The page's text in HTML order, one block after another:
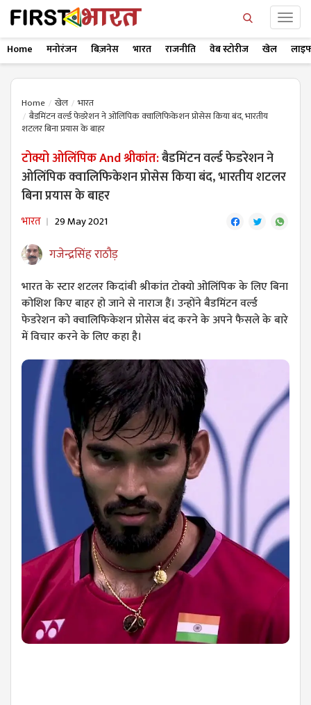
Home मनोरंजन बिज़नेस भारत राजनीति वेब स्टोरीज खेल
Home खेल
भारत
बैडमिंटन वर्ल्ड फेडरेशन ने ओलिंपिक क्वालिफिकेशन प्रोसेस किया बंद, भारतीय
शटलर बिना प्रयास के बाहर
टोक्यो ओलिंपिक And श्रीकांत:बैडमिंटन वर्ल्ड फेडरेशन ने
ओलिंपिक क्वालिफिकेशन प्रोसेस किया बंद, भारतीय शटलर
बिना प्रयास के बाहर
भारत 29 May 2021
गजेन्द्रसिंह राठौड़
भारत के स्टार शटलर किदांबी श्रीकांत टोक्यो ओलिंपिक के लिए बिना
कोशिश किए बाहर हो जाने से नाराज हैं। उन्होंने बैडमिंटन वर्ल्ड
फेडरेशन को क्वालिफिकेशन प्रोसेस बंद करने के अपने फैसले के बारे
में विचार करने के लिए कहा है।